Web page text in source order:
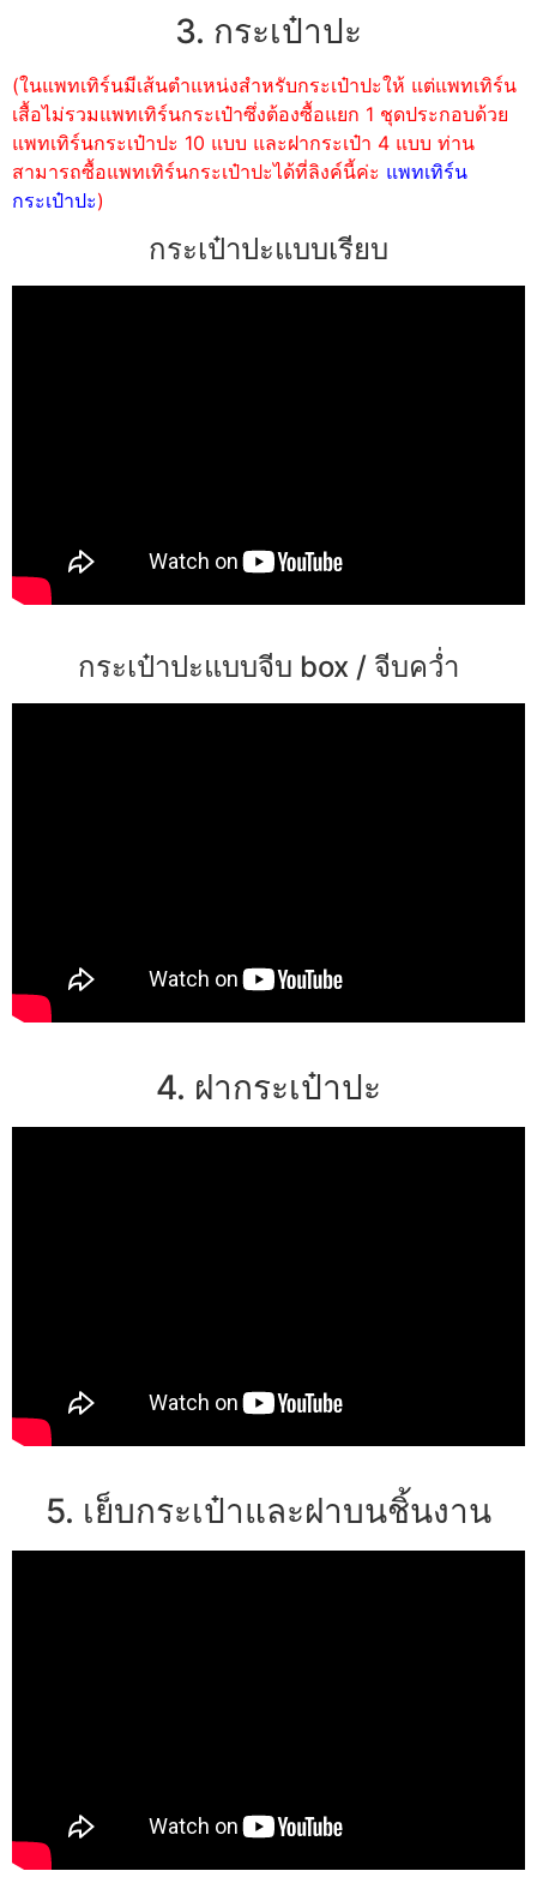
3. กระเป๋าปะ
(ในแพทเทิร์นมีเส้นตำแหน่งสำหรับกระเป๋าปะให้ แต่แพทเทิร์น
เสื้อไม่รวมแพทเทิร์นกระเป๋าซึ่งต้องซื้อแยก 1 ชุดประกอบด้วย
แพทเทิร์นกระเป๋าปะ 10 แบบ และฝากระเป๋า 4 แบบ ท่าน
สามารถซื้อแพทเทิร์นกระเป๋าปะได้ที่ลิงค์นี้ค่ะ แพทเทิร์น
กระเป๋าปะ)
กระเป๋าปะแบบเรียบ
กระเป๋าปะแบบจีบ box / จีบคว่ำ
4. ฝากระเป๋าปะ
5. เย็บกระเป๋าและฝาบนชิ้นงาน